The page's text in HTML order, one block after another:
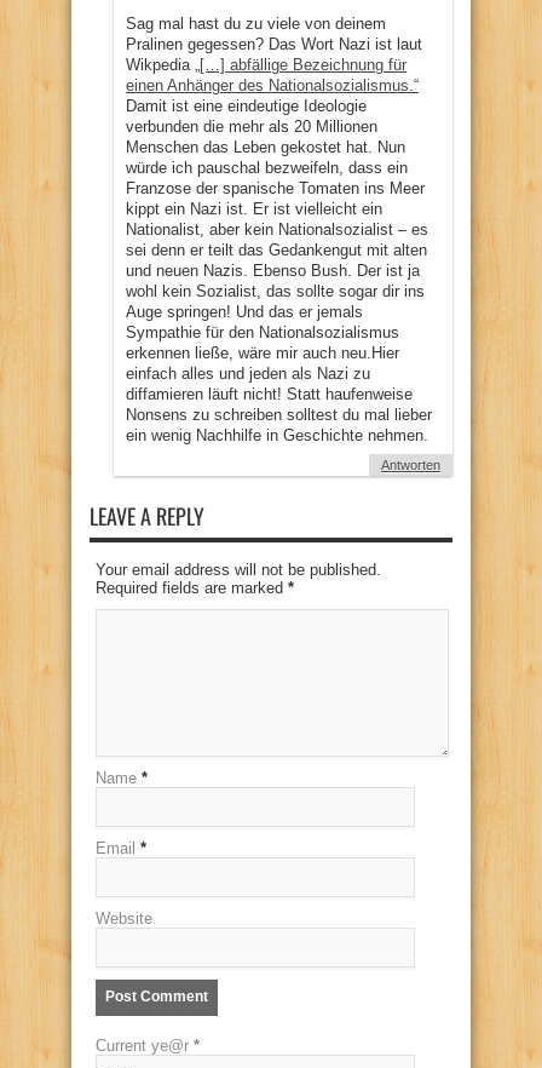
Sag mal hast du zu viele von deinem
Pralinen gegessen? Das Wort Nazi ist laut
Wikpedia „[…] abfällige Bezeichnung für
einen Anhänger des Nationalsozialismus.“
Damit ist eine eindeutige Ideologie
verbunden die mehr als 20 Millionen
Menschen das Leben gekostet hat. Nun
würde ich pauschal bezweifeln, dass ein
Franzose der spanische Tomaten ins Meer
kippt ein Nazi ist. Er ist vielleicht ein
Nationalist, aber kein Nationalsozialist – es
sei denn er teilt das Gedankengut mit alten
und neuen Nazis. Ebenso Bush. Der ist ja
wohl kein Sozialist, das sollte sogar dir ins
Auge springen! Und das er jemals
Sympathie für den Nationalsozialismus
erkennen ließe, wäre mir auch neu.Hier
einfach alles und jeden als Nazi zu
diffamieren läuft nicht! Statt haufenweise
Nonsens zu schreiben solltest du mal lieber
ein wenig Nachhilfe in Geschichte nehmen.
Antworten
LEAVE A REPLY
Your email address will not be published.
Required fields are marked *
Name *
Email *
Website
Current ye@r *